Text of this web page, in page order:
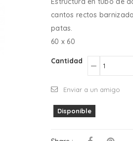
cantos rectos
patas.
60 x 60
Cantidad
Enviar a un amigo
Disponible